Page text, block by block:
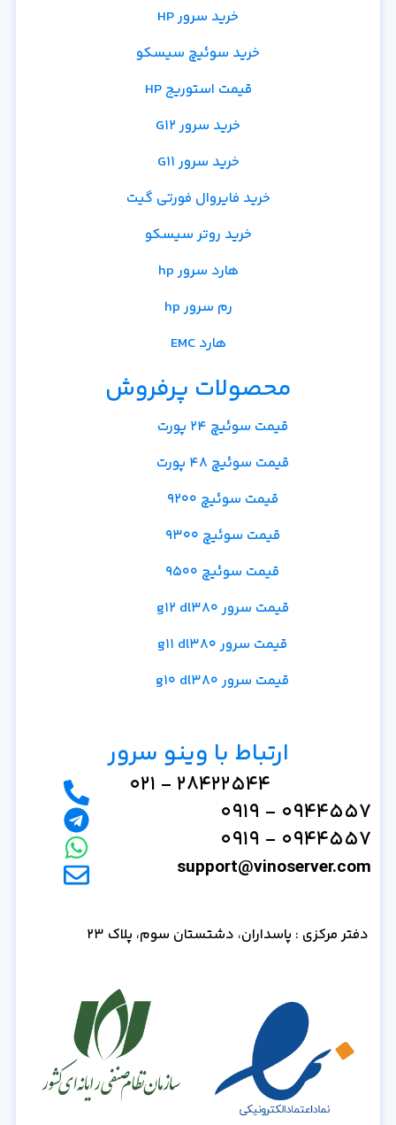
خرید سرور HP
خرید سوئیچ سیسکو
قیمت استوریج HP
خرید سرور G12
خرید سرور G11
خرید فایروال فورتی گیت
خرید روتر سیسکو
هارد سرور hp
رم سرور hp
هارد EMC
محصولات پرفروش
قیمت سوئیچ 24 پورت
قیمت سوئیچ 48 پورت
قیمت سوئیچ 9200
قیمت سوئیچ 9300
قیمت سوئیچ 9500
قیمت سرور g12 dl380
قیمت سرور g11 dl380
قیمت سرور g10 dl380
ارتباط با وینو سرور
28422544 - 021
0944557 - 0919
0944557 - 0919
support@vinoserver.com
دفتر مرکزی : پاسداران، دشتستان سوم، پلاک 23